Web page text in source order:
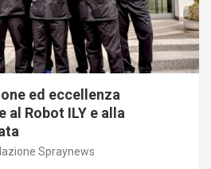
ed eccellenza
al Robot ILY e alla
Spraynews